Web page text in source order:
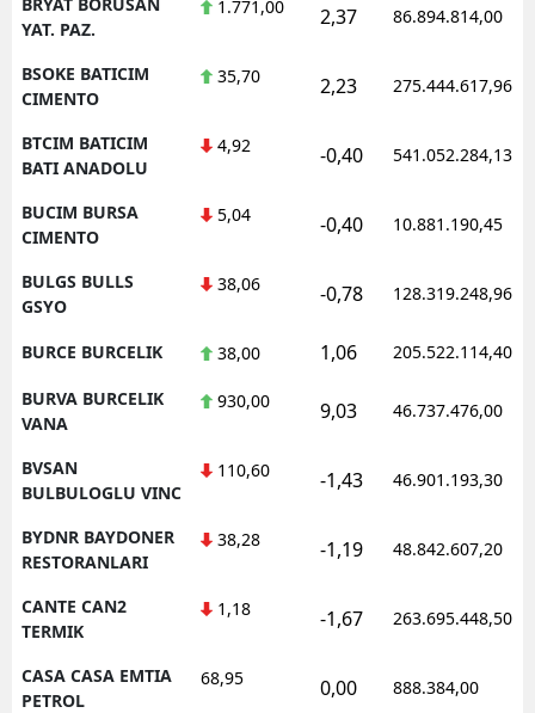
YAT. PAZ.
1.771,00 2,37 86.894.814,00
BSOKE BATICIM
CIMENTO
35,70 2,23 275.444.617,96
BTCIM BATICIM
BATI ANADOLU
4,92 -0,40 541.052.284,13
BUCIM BURSA
CIMENTO
5,04 -0,40 10.881.190,45
BULGS BULLS
GSYO
38,06 -0,78 128.319.248,96
BURCE BURCELIK 38,00 1,06 205.522.114,40
BURVA BURCELIK
VANA
930,00 9,03 46.737.476,00
BVSAN
BULBULOGLU VINC
110,60 -1,43 46.901.193,30
BYDNR BAYDONER
RESTORANLARI
38,28 -1,19 48.842.607,20
CANTE CAN2
TERMIK
1,18 -1,67 263.695.448,50
CASA CASA EMTIA
PETROL
68,95 0,00 888.384,00